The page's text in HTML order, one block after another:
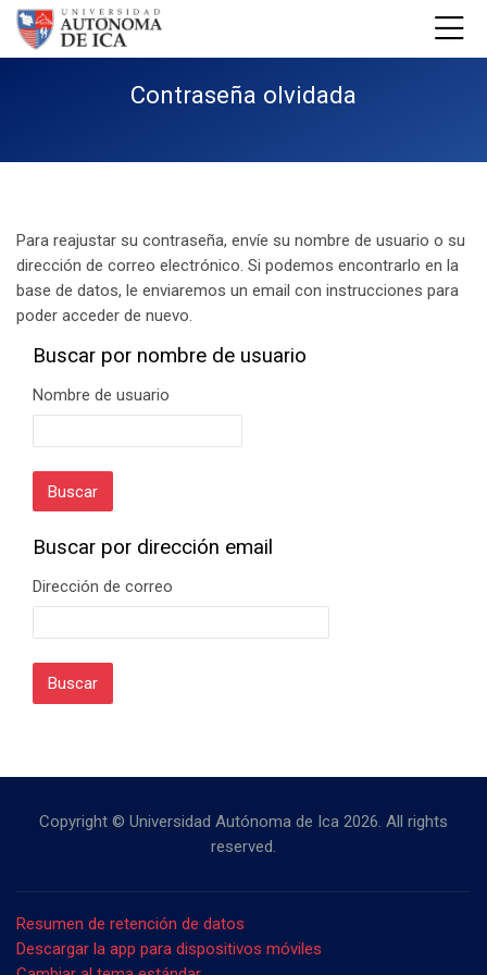
Skip to navigation
Skip to login form
Salta al contenido principal
Skip to footer
Contraseña olvidada
Para reajustar su contraseña, envíe su nombre de usuario o su
dirección de correo electrónico. Si podemos encontrarlo en la
base de datos, le enviaremos un email con instrucciones para
poder acceder de nuevo.
Buscar por nombre de usuario
Buscar por nombre de usuario
Nombre de usuario
Buscar por dirección email
Buscar por dirección email
Dirección de correo
Copyright © Universidad Autónoma de Ica 2026. All rights
reserved.
Resumen de retención de datos
Descargar la app para dispositivos móviles